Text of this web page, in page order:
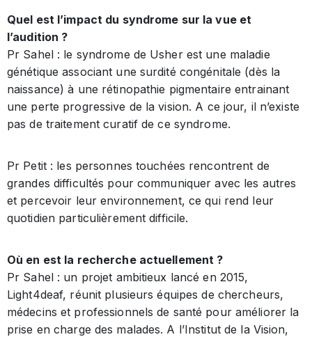
Quel est l’impact du syndrome sur la vue et
l’audition ?
Pr Sahel : le syndrome de Usher est une maladie
génétique associant une surdité congénitale (dès la
naissance) à une rétinopathie pigmentaire entrainant
une perte progressive de la vision. A ce jour, il n’existe
pas de traitement curatif de ce syndrome.
Pr Petit : les personnes touchées rencontrent de
grandes difficultés pour communiquer avec les autres
et percevoir leur environnement, ce qui rend leur
quotidien particulièrement difficile.
Où en est la recherche actuellement ?
Pr Sahel : un projet ambitieux lancé en 2015,
Light4deaf, réunit plusieurs équipes de chercheurs,
médecins et professionnels de santé pour améliorer la
prise en charge des malades. A l’Institut de la Vision,